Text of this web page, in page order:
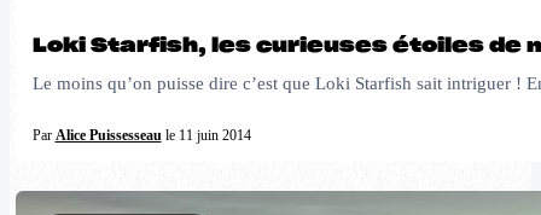
Loki Starfish, les curieuses étoiles de
Le moins qu’on puisse dire c’est que Loki Starfish sait intriguer !
Par Alice Puissesseaule 11 juin 2014